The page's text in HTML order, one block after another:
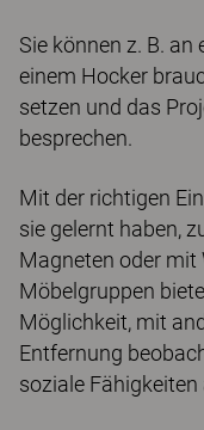
Sie können z. B.
einem Hocker
setzen und das
besprechen.
Mit der richtigen
sie gelernt haben,
Magneten oder mit
Möbelgruppen
Möglichkeit, mit
Entfernung
soziale